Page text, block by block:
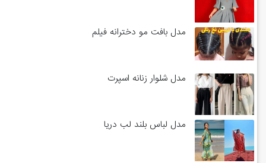
مدل بافت مو دخترانه فیلم
مدل شلوار زنانه اسپرت
مدل لباس بلند لب دریا